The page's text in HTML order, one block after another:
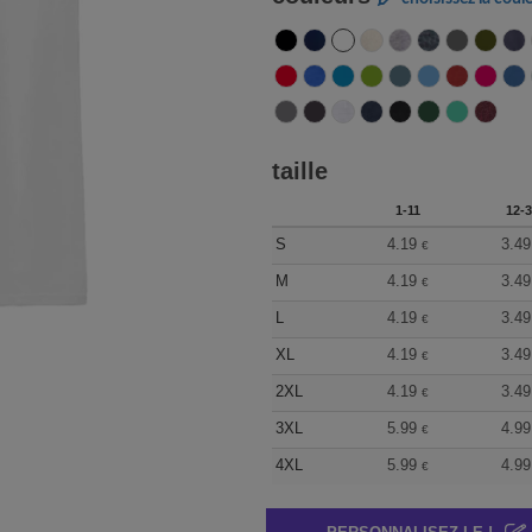
taille
1-11 12-
S 4.19 € 3.49
M 4.19 € 3.49
L 4.19 € 3.49
XL 4.19 € 3.49
2XL 4.19 € 3.49
3XL 5.99 € 4.99
4XL 5.99 € 4.99